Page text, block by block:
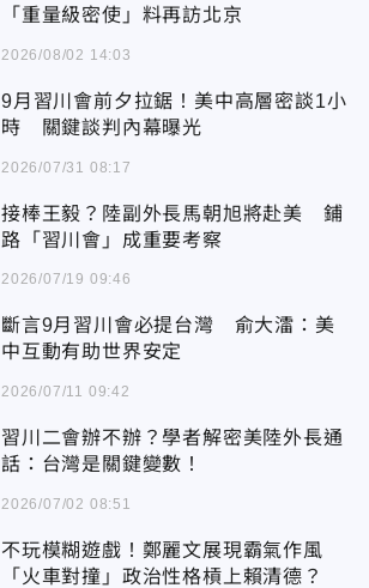
「重量級密使」料再訪北京
2026/08/02 14:03
9月習川會前夕拉鋸！美中高層密談1小
時 關鍵談判內幕曝光
2026/07/31 08:17
接棒王毅？陸副外長馬朝旭將赴美 鋪
路「習川會」成重要考察
2026/07/19 09:46
斷言9月習川會必提台灣 俞大㵢：美
中互動有助世界安定
2026/07/11 09:42
習川二會辦不辦？學者解密美陸外長通
話：台灣是關鍵變數！
2026/07/02 08:51
不玩模糊遊戲！鄭麗文展現霸氣作風
「火車對撞」政治性格槓上賴清德？